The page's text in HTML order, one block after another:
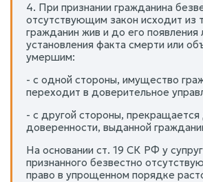
4. При признании гражданина
отсутствующим закон исходит из
гражданин жив и до его появления
установления факта смерти или
умершим:
- с одной стороны, имущество
переходит в доверительное
- с другой стороны, прекращается
доверенности, выданной
На основании ст. 19 СК РФ у
признанного безвестно
право в упрощенном порядке